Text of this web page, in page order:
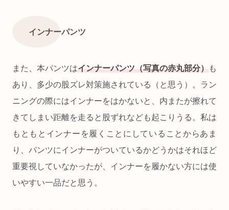
インナーパンツ
また、本パンツはインナーパンツ（写真の赤丸部分）も
あり、多少の股ズレ対策施されている（と思う）。ラン
ニングの際にはインナーをはかないと、内またが擦れて
きてしまい距離を走ると股ずれなども起こりうる。私は
もともとインナーを履くことにしていることからあま
り、パンツにインナーがついているかどうかはそれほど
重要視していなかったが、インナーを履かない方には使
いやすい一品だと思う。